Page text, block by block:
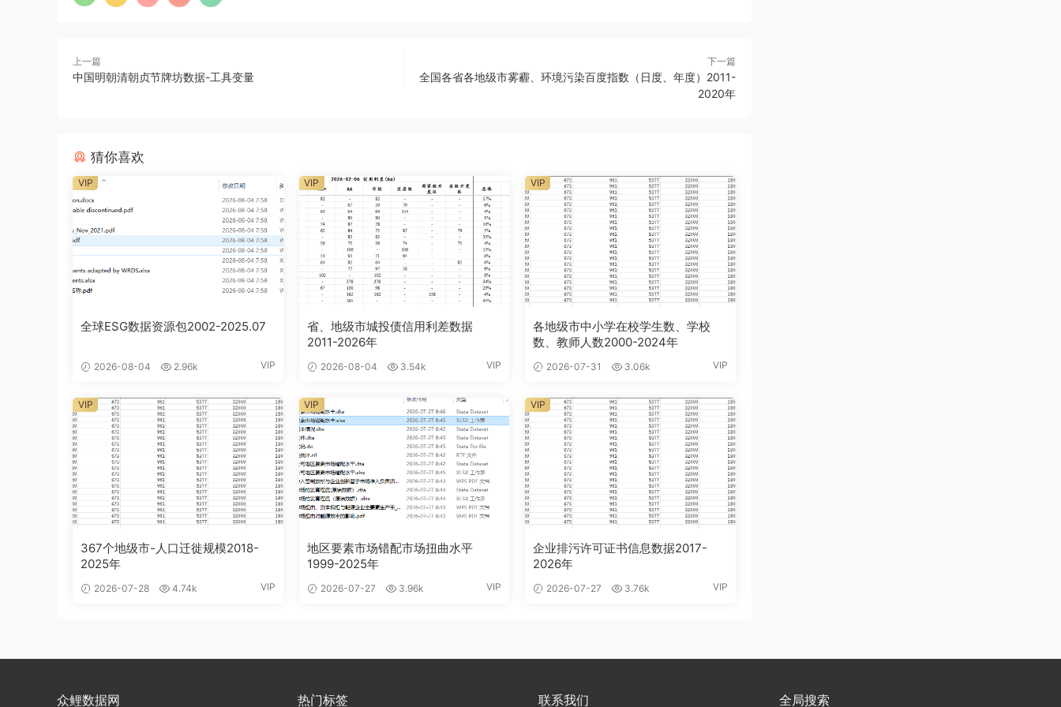
上一篇
中国明朝清朝贞节牌坊数据-工具变量
下一篇
全国各省各地级市雾霾、环境污染百度指数（日度、年度）2011-
2020年
猜你喜欢
全球ESG数据资源包2002-2025.07
2026-08-04 2.96k VIP
VIP
省、地级市城投债信用利差数据
2011-2026年
2026-08-04 3.54k VIP
VIP
各地级市中小学在校学生数、学校
数、教师人数2000-2024年
2026-07-31 3.06k VIP
VIP
367个地级市-人口迁徙规模2018-
2025年
2026-07-28 4.74k VIP
VIP
地区要素市场错配市场扭曲水平
1999-2025年
2026-07-27 3.96k VIP
VIP
企业排污许可证书信息数据2017-
2026年
2026-07-27 3.76k VIP
VIP
众鲤数据网 热门标签 联系我们 全局搜索